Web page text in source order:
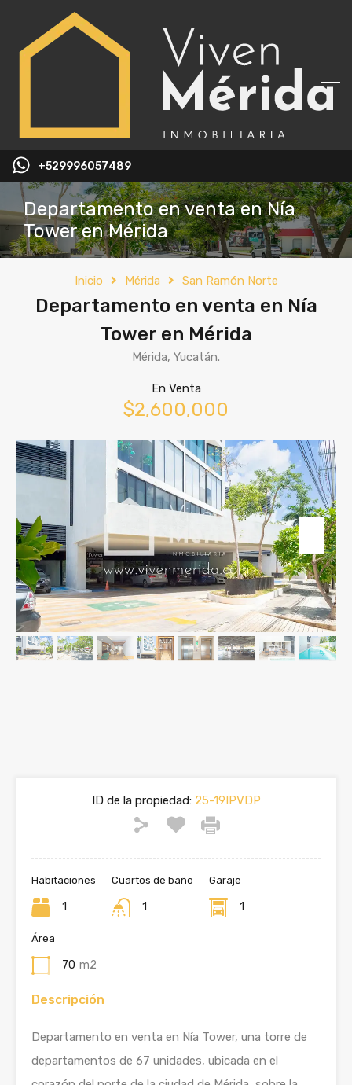
+529996057489
Departamento en venta en Nía
Tower en Mérida
Inicio Mérida San Ramón Norte
Departamento en venta en Nía
Tower en Mérida
Mérida, Yucatán.
En Venta
$2,600,000
ID de la propiedad:25-19IPVDP
Habitaciones
1
Cuartos de baño
1
Garaje
1
Área
70 m2
Descripción
Departamento en venta en Nía Tower, una torre de
departamentos de 67 unidades, ubicada en el